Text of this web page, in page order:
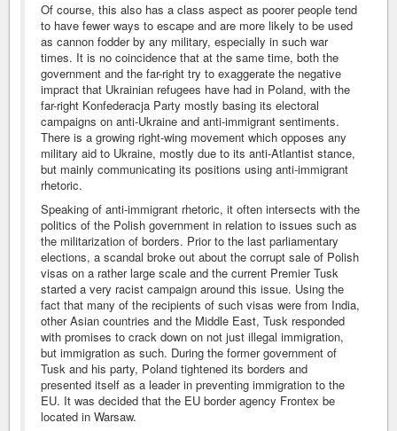
Of course, this also has a class aspect as poorer people tend
to have fewer ways to escape and are more likely to be used
as cannon fodder by any military, especially in such war
times. It is no coincidence that at the same time, both the
government and the far-right try to exaggerate the negative
impract that Ukrainian refugees have had in Poland, with the
far-right Konfederacja Party mostly basing its electoral
campaigns on anti-Ukraine and anti-immigrant sentiments.
There is a growing right-wing movement which opposes any
military aid to Ukraine, mostly due to its anti-Atlantist stance,
but mainly communicating its positions using anti-immigrant
rhetoric.
Speaking of anti-immigrant rhetoric, it often intersects with the
politics of the Polish government in relation to issues such as
the militarization of borders. Prior to the last parliamentary
elections, a scandal broke out about the corrupt sale of Polish
visas on a rather large scale and the current Premier Tusk
started a very racist campaign around this issue. Using the
fact that many of the recipients of such visas were from India,
other Asian countries and the Middle East, Tusk responded
with promises to crack down on not just illegal immigration,
but immigration as such. During the former government of
Tusk and his party, Poland tightened its borders and
presented itself as a leader in preventing immigration to the
EU. It was decided that the EU border agency Frontex be
located in Warsaw.